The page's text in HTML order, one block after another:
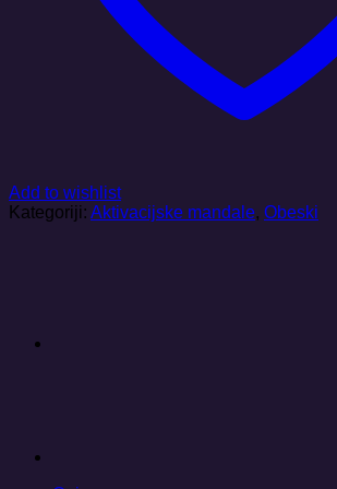
Add to wishlist
Kategoriji: Aktivacijske mandale, Obeski